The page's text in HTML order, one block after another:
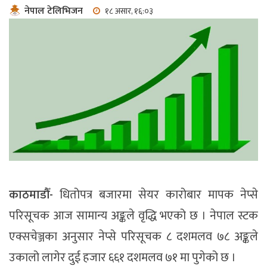
नेपाल टेलिभिजन १८ असार, १६:०३
काठमाडौँ- धितोपत्र बजारमा सेयर कारोबार मापक नेप्से
परिसूचक आज सामान्य अङ्कले वृद्धि भएको छ । नेपाल स्टक
एक्सचेञ्जका अनुसार नेप्से परिसूचक ८ दशमलव ७८ अङ्कले
उकालो लागेर दुई हजार ६६१ दशमलव ७१ मा पुगेको छ ।